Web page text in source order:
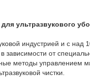
ультразвукового
индустрией и с над
зависимости от
методы управлением
чистки.